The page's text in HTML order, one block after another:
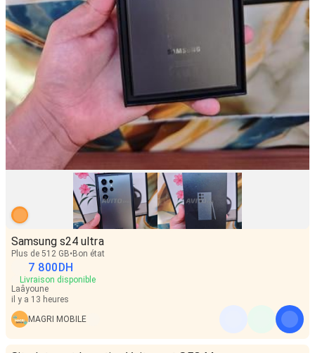
Samsung s24 ultra
Plus de 512 GB Bon état
7 800DH
Livraison disponible
Laâyoune
il y a 13 heures
MAGRI MOBILE